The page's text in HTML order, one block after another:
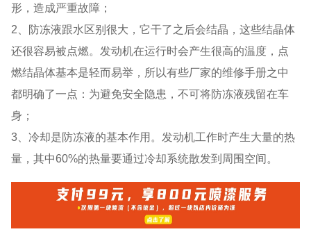
形，造成严重故障；
2、防冻液跟水区别很大，它干了之后会结晶，这些结晶体
还很容易被点燃。发动机在运行时会产生很高的温度，点
燃结晶体基本是轻而易举，所以有些厂家的维修手册之中
都明确了一点：为避免安全隐患，不可将防冻液残留在车
身；
3、冷却是防冻液的基本作用。发动机工作时产生大量的热
量，其中60%的热量要通过冷却系统散发到周围空间。